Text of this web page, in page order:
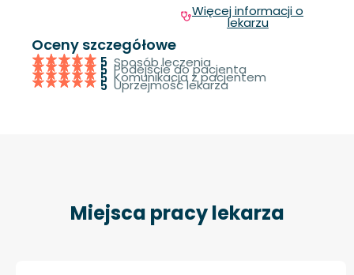
Więcej informacji o
lekarzu
Oceny szczegółowe
5 Sposób leczenia
5 Podejście do pacjenta
5 Komunikacja z pacjentem
5 Uprzejmość lekarza
Miejsca pracy lekarza